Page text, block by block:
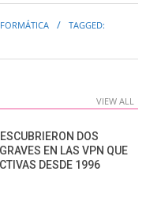
TAGGED:
VIEW ALL
DOS
EN LAS VPN QUE
DESDE 1996